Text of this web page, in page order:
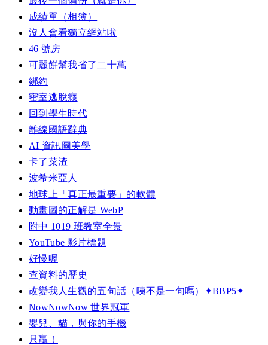
成績單（相簿）
沒人會看獨立網站啦
46 號房
可麗餅幫我省了二十萬
綁約
密室逃脫癮
回到學生時代
離線國語辭典
AI 資訊圖美學
卡了菜渣
波希米亞人
地球上「真正最重要」的軟體
動畫圖的正解是 WebP
附中 1019 班教室全景
YouTube 影片標題
好慢喔
查資料的歷史
改變我人生觀的五句話（咦不是一句嗎）✦BBP5✦
NowNowNow 世界冠軍
嬰兒、貓，與你的手機
只贏！